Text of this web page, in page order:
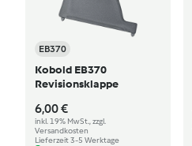
EB370
Kobold EB370
Revisionsklappe
6,00 €
inkl. 19% MwSt., zzgl.
Versandkosten
Lieferzeit 3-5 Werktage